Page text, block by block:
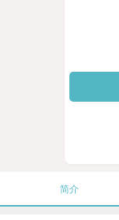
简介